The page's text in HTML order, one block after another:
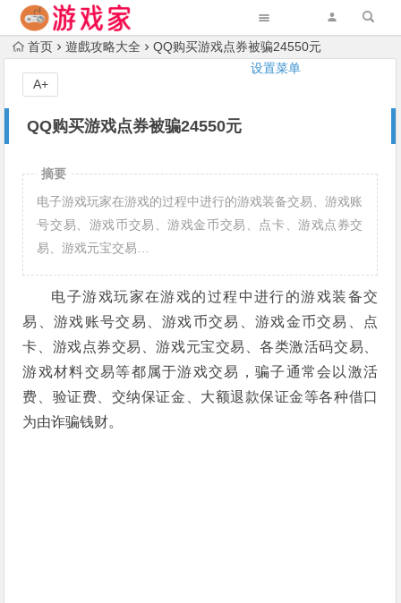
设置菜单
首页 遊戲攻略大全 QQ购买游戏点券被骗24550元
QQ购买游戏点券被骗24550元
A+
摘要
电子游戏玩家在游戏的过程中进行的游戏装备交易、游戏账
号交易、游戏币交易、游戏金币交易、点卡、游戏点券交
易、游戏元宝交易…
电子游戏玩家在游戏的过程中进行的游戏装备交
易、游戏账号交易、游戏币交易、游戏金币交易、点
卡、游戏点券交易、游戏元宝交易、各类激活码交易、
游戏材料交易等都属于游戏交易，骗子通常会以激活
费、验证费、交纳保证金、大额退款保证金等各种借口
为由诈骗钱财。